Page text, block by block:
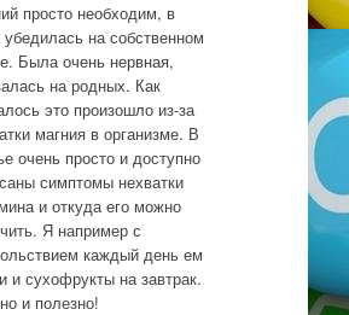
просто необходим, в
на собственном
Была очень нервная,
на родных. Как
это произошло из-за
магния в организме. В
очень просто и доступно
симптомы нехватки
и откуда его можно
Я например с
каждый день ем
и сухофрукты на завтрак.
и полезно!